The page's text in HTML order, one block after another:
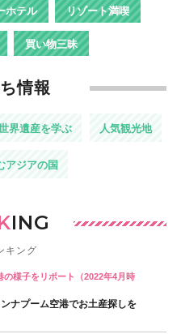
ホテル リゾート満喫
買い物三昧
情報
界遺産を学ぶ 人気観光地
アジアの国
ING
キング
の様子をリポート（2022年4月時
ナプーム空港でお土産探しを